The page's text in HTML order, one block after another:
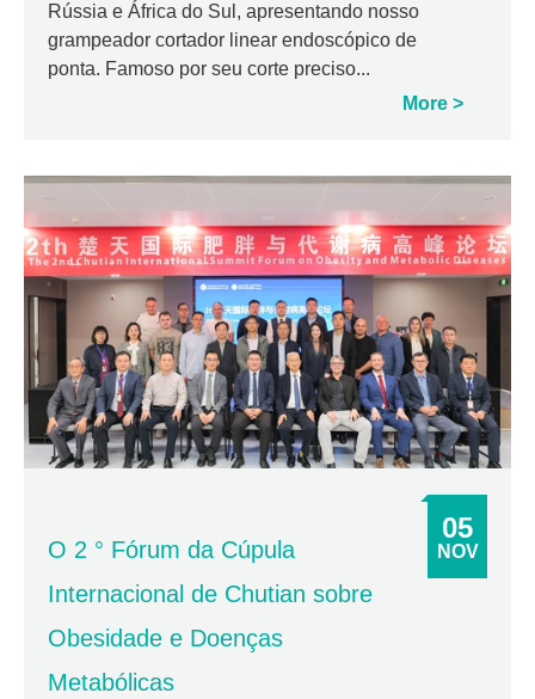
Rússia e África do Sul, apresentando nosso
grampeador cortador linear endoscópico de
ponta. Famoso por seu corte preciso...
More
O 2 ° Fórum da Cúpula
Internacional de Chutian sobre
Obesidade e Doenças
Metabólicas
05
NOV